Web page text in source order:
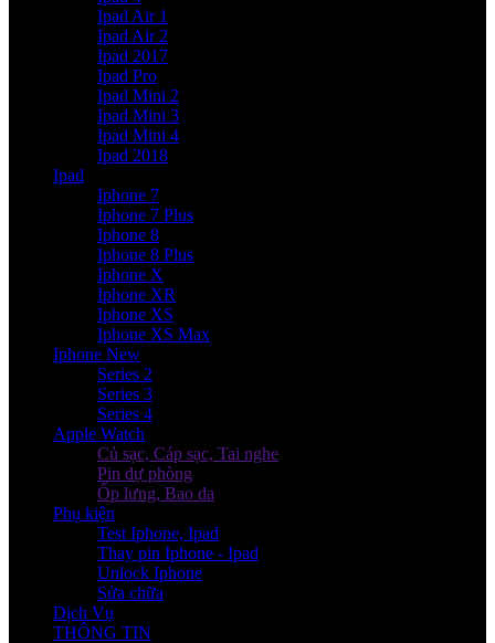
Ipad Air 1
Ipad Air 2
Ipad 2017
Ipad Pro
Ipad Mini 2
Ipad Mini 3
Ipad Mini 4
Ipad 2018
Ipad
Iphone 7
Iphone 7 Plus
Iphone 8
Iphone 8 Plus
Iphone X
Iphone XR
Iphone XS
Iphone XS Max
Iphone New
Series 2
Series 3
Series 4
Apple Watch
Củ sạc, Cáp sạc, Tai nghe
Pin dự phòng
Ốp lưng, Bao da
Phụ kiện
Test Iphone, Ipad
Thay pin Iphone - Ipad
Unlock Iphone
Sửa chữa
Dịch Vụ
THÔNG TIN